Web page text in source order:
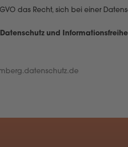
das Recht, sich bei einer
und